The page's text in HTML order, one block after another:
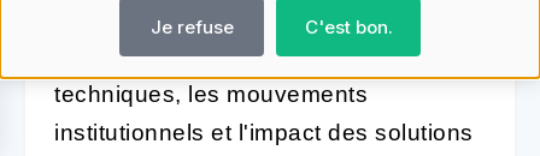
notamment la réaction du marché aux
événements récents, les indicateurs
techniques, les mouvements
institutionnels et l'impact des solutions
Je refuse C'est bon.